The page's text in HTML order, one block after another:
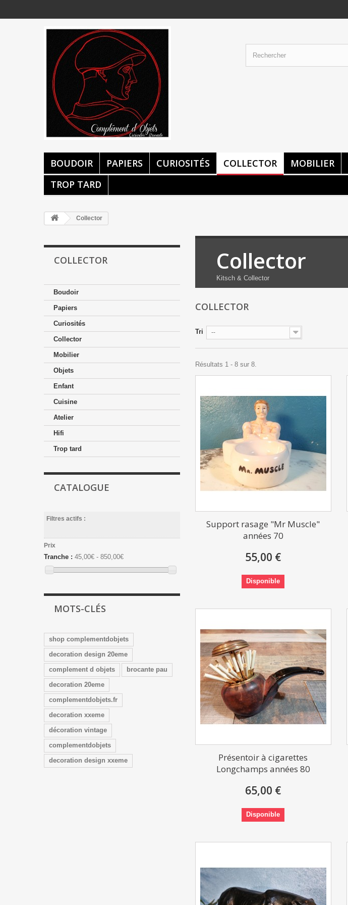
BOUDOIR PAPIERS CURIOSITÉS COLLECTOR MOBILIER
TROP TARD
Collector
COLLECTOR
Boudoir
Papiers
Curiosités
Collector
Mobilier
Objets
Enfant
Cuisine
Atelier
Hifi
Trop tard
CATALOGUE
Filtres actifs :
Prix
Tranche : 45,00€ - 850,00€
MOTS-CLÉS
shop complementdobjets
decoration design 20eme
complement d objets
brocante pau
decoration 20eme
complementdobjets.fr
decoration xxeme
décoration vintage
complementdobjets
decoration design xxeme
Collector
Kitsch & Collector
COLLECTOR
Tri --
Résultats 1 - 8 sur 8.
Support rasage "Mr Muscle"
années 70
55,00 €
Disponible
Présentoir à cigarettes
Longchamps années 80
65,00 €
Disponible